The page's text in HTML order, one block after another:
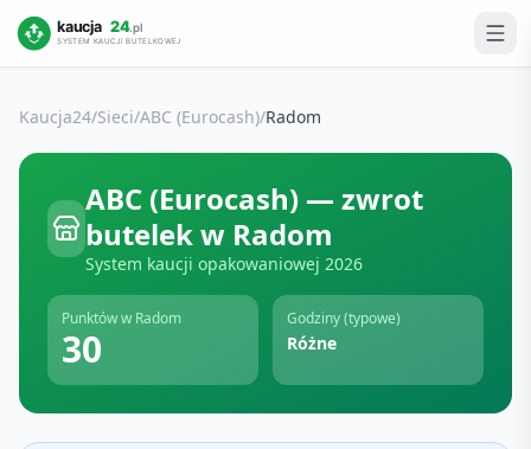
Kaucja24/Sieci/ABC (Eurocash)/Radom
ABC (Eurocash) — zwrot
butelek w Radom
System kaucji opakowaniowej2026
Punktów w Radom
30
Godziny (typowe)
Różne